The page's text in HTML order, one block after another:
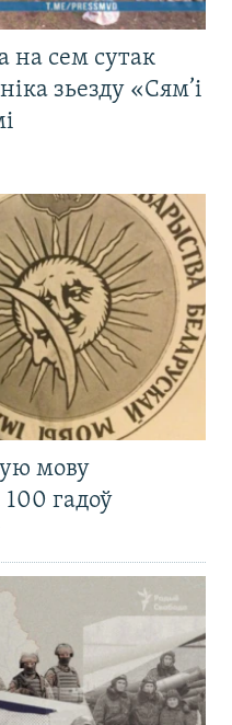
на сем сутак
зьезду «Сям’і
мову
гадоў